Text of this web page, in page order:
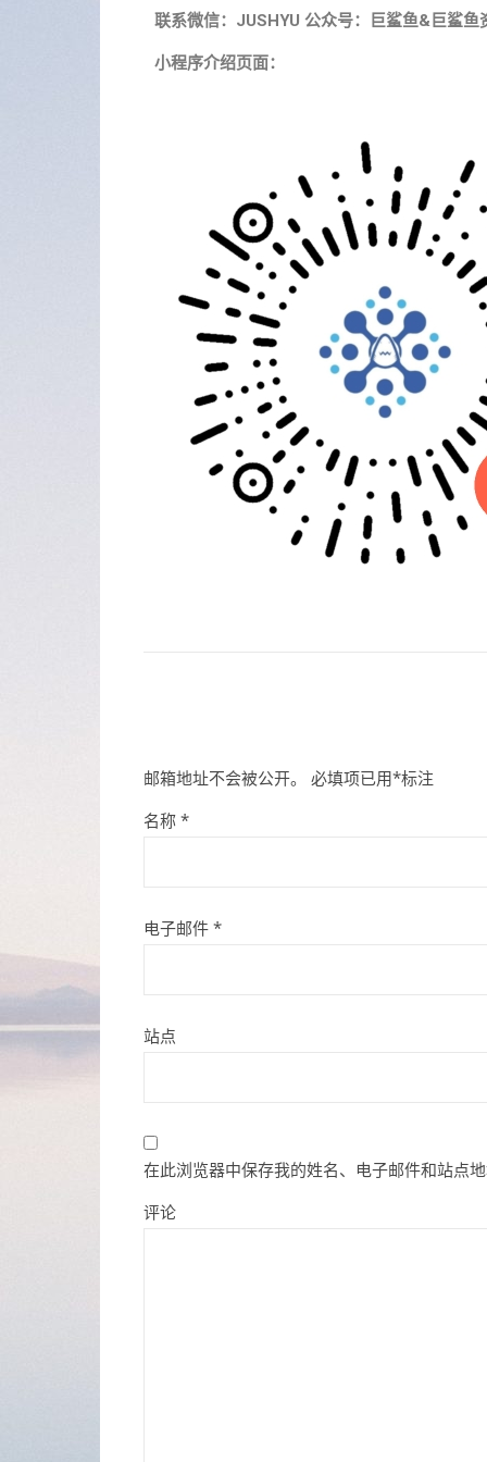
联系微信：JUSHYU 公众号：巨鲨鱼&巨鲨鱼
小程序介绍页面：
邮箱地址不会被公开。 必填项已用*标注
名称 *
电子邮件 *
站点
在此浏览器中保存我的姓名、电子邮件和站点
评论